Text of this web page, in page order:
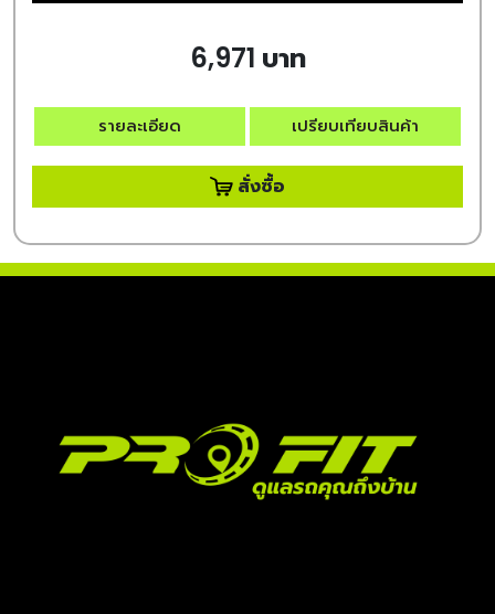
6,971 บาท
รายละเอียด เปรียบเทียบสินค้า
สั่งซื้อ